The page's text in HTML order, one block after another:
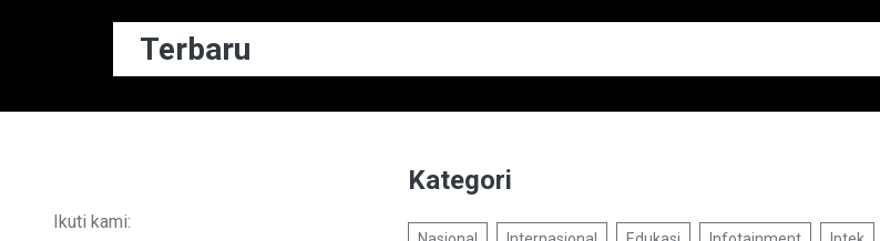
Terbaru
Ikuti kami:
Kategori